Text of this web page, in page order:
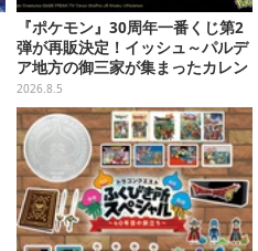
『ポケモン』30周年一番くじ第2
弾が再販決定！イッシュ～パルデ
ア地方の御三家が集まったカレン
ダー、ぬいぐるみなど記念グッズ
盛りだくさん
2026.8.5